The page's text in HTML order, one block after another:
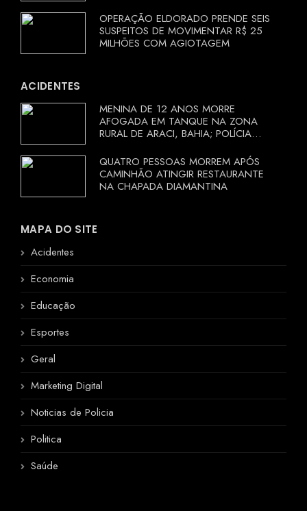
OPERAÇÃO ELDORADO PRENDE SEIS
SUSPEITOS DE MOVIMENTAR R$ 25
MILHÕES COM AGIOTAGEM
ACIDENTES
MENINA DE 12 ANOS MORRE
AFOGADA EM TANQUE NA ZONA
RURAL DE ARACI, BAHIA; POLÍCIA
QUATRO PESSOAS MORREM APÓS
CAMINHÃO ATINGIR RESTAURANTE
NA CHAPADA DIAMANTINA
MAPA DO SITE
Acidentes
Economia
Educação
Esportes
Geral
Marketing Digital
Noticias de Policia
Politica
Saúde